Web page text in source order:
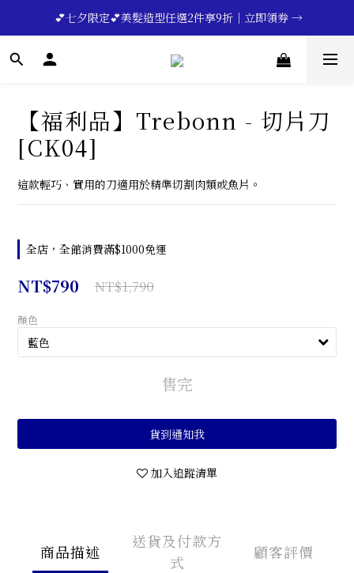
🔥💪My Superdad😍｜全館領券享9折｜立即領券 →
💕七夕限定💕美髮造型任選2件享9折｜立即領券 →
一分鐘登錄保固 | 買得安心又放心🔥▸▸
【福利品】Trebonn - 切片刀
[CK04]
這款輕巧、實用的刀適用於精準切割肉類或魚片。
全店，全館消費滿$1000免運
NT$790 NT$1,790
顏色
售完
貨到通知我
加入追蹤清單
商品描述
送貨及付款方
式
顧客評價